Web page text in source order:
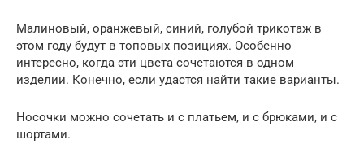
Малиновый, оранжевый, синий, голубой трикотаж в
этом году будут в топовых позициях. Особенно
интересно, когда эти цвета сочетаются в одном
изделии. Конечно, если удастся найти такие варианты.
Носочки можно сочетать и с платьем, и с брюками, и с
шортами.